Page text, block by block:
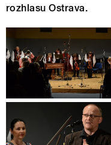
rozhlasu Ostrava.